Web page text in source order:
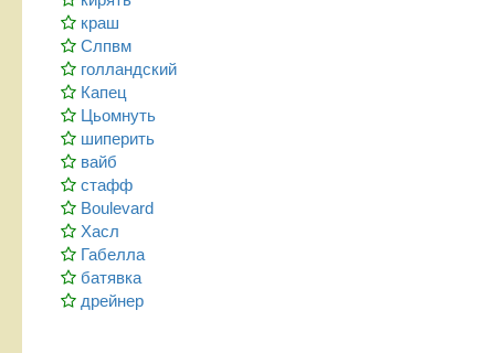
краш
Слпвм
голландский
Капец
Цьомнуть
шиперить
вайб
стафф
Boulevard
Хасл
Габелла
батявка
дрейнер